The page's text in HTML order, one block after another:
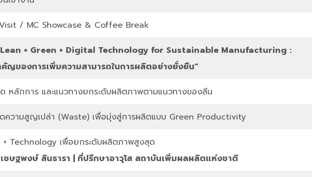
/ MC Showcase & Coffee Break
+ Green + Digital Technology for Sustainable Manufacturing :
ญของการเพิ่มความสามารถในการผลิตอย่างยั่งยืน”
หลักการ และแนวทางยกระดับผลิตภาพตามแนวทางของลีน
ความสูญเปล่า (Waste) เพื่อมุ่งสู่การผลิตแบบ Green Productivity
Technology เพื่อยกระดับผลิตภาพสูงสุด
ชษฐพงษ์ สินธารา | ที่ปรึกษาอาวุโส สถาบันเพิ่มผลผลิตแห่งชาติ